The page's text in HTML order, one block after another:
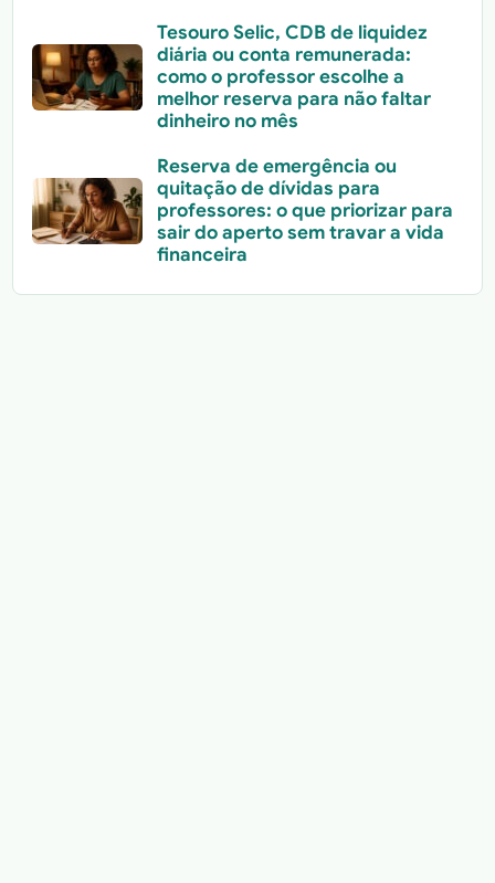
Tesouro Selic, CDB de liquidez
diária ou conta remunerada:
como o professor escolhe a
melhor reserva para não faltar
dinheiro no mês
Reserva de emergência ou
quitação de dívidas para
professores: o que priorizar para
sair do aperto sem travar a vida
financeira